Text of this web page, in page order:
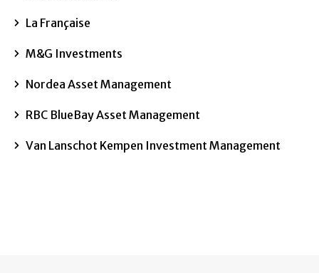
La Française
M&G Investments
Nordea Asset Management
RBC BlueBay Asset Management
Van Lanschot Kempen Investment Management